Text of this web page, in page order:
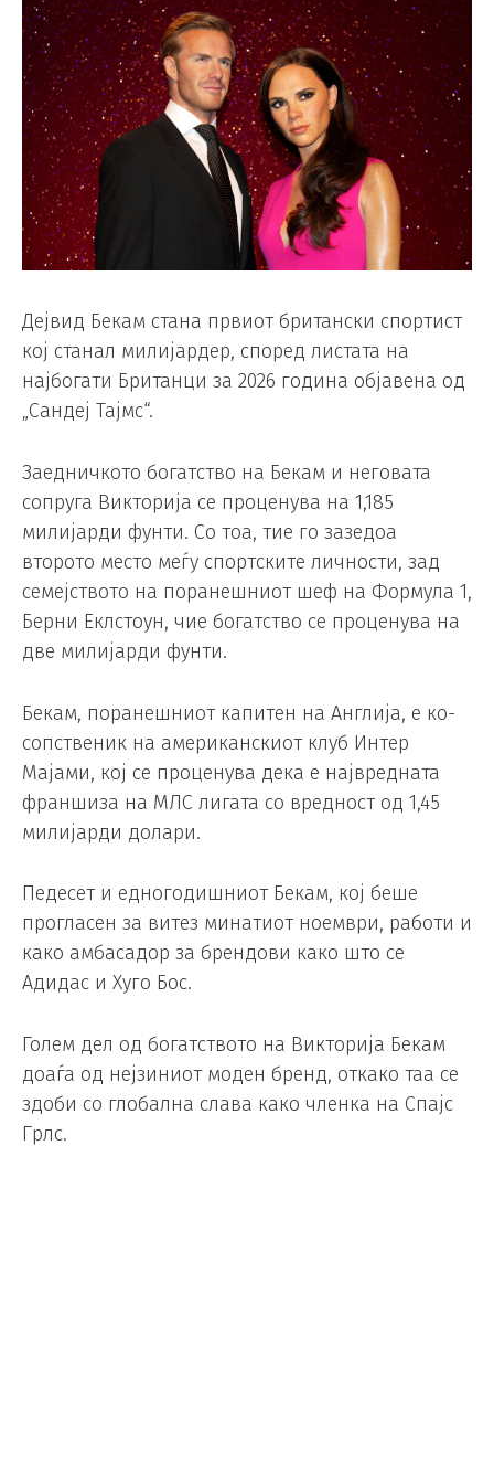
Дејвид Бекам стана првиот британски спортист
кој станал милијардер, според листата на
најбогати Британци за 2026 година објавена од
„Сандеј Тајмс“.
Заедничкото богатство на Бекам и неговата
сопруга Викторија се проценува на 1,185
милијарди фунти. Со тоа, тие го зазедоа
второто место меѓу спортските личности, зад
семејството на поранешниот шеф на Формула 1,
Берни Еклстоун, чие богатство се проценува на
две милијарди фунти.
Бекам, поранешниот капитен на Англија, е ко-
сопственик на американскиот клуб Интер
Мајами, кој се проценува дека е највредната
франшиза на МЛС лигата со вредност од 1,45
милијарди долари.
Педесет и едногодишниот Бекам, кој беше
прогласен за витез минатиот ноември, работи и
како амбасадор за брендови како што се
Адидас и Хуго Бос.
Голем дел од богатството на Викторија Бекам
доаѓа од нејзиниот моден бренд, откако таа се
здоби со глобална слава како членка на Спајс
Грлс.